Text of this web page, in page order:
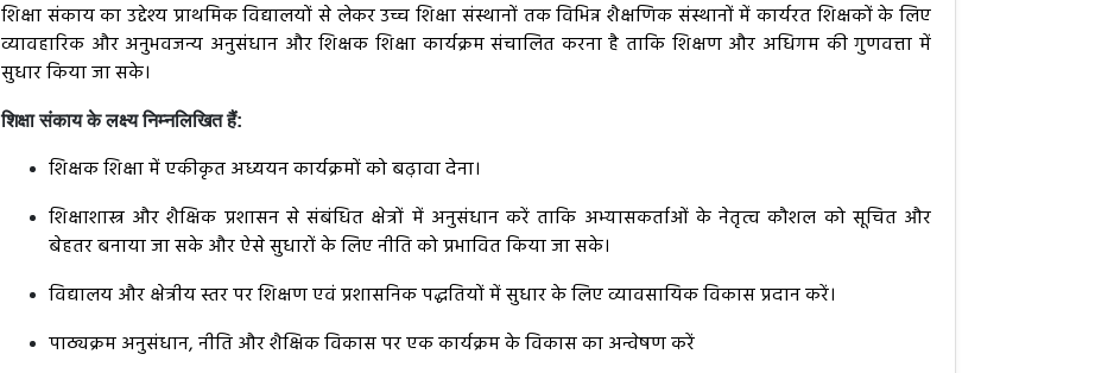
शिक्षा संकाय का उद्देश्य प्राथमिक विद्यालयों से लेकर उच्च शिक्षा संस्थानों तक विभिन्न शैक्षणिक संस्थानों में कार्यरत शिक्षकों के लिए
व्यावहारिक और अनुभवजन्य अनुसंधान और शिक्षक शिक्षा कार्यक्रम संचालित करना है ताकि शिक्षण और अधिगम की गुणवत्ता में
सुधार किया जा सके।
शिक्षा संकाय के लक्ष्य निम्नलिखित हैं:
शिक्षक शिक्षा में एकीकृत अध्ययन कार्यक्रमों को बढ़ावा देना।
शिक्षाशास्त्र और शैक्षिक प्रशासन से संबंधित क्षेत्रों में अनुसंधान करें ताकि अभ्यासकर्ताओं के नेतृत्व कौशल को सूचित और
बेहतर बनाया जा सके और ऐसे सुधारों के लिए नीति को प्रभावित किया जा सके।
विद्यालय और क्षेत्रीय स्तर पर शिक्षण एवं प्रशासनिक पद्धतियों में सुधार के लिए व्यावसायिक विकास प्रदान करें।
पाठ्यक्रम अनुसंधान, नीति और शैक्षिक विकास पर एक कार्यक्रम के विकास का अन्वेषण करें